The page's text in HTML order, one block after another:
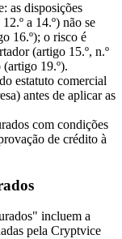
as disposições
a 14.º) não se
16.º); o risco é
(artigo 15.º, n.º
19.º).
estatuto comercial
antes de aplicar as
com condições
de crédito à
incluem a
pela Cryptvice